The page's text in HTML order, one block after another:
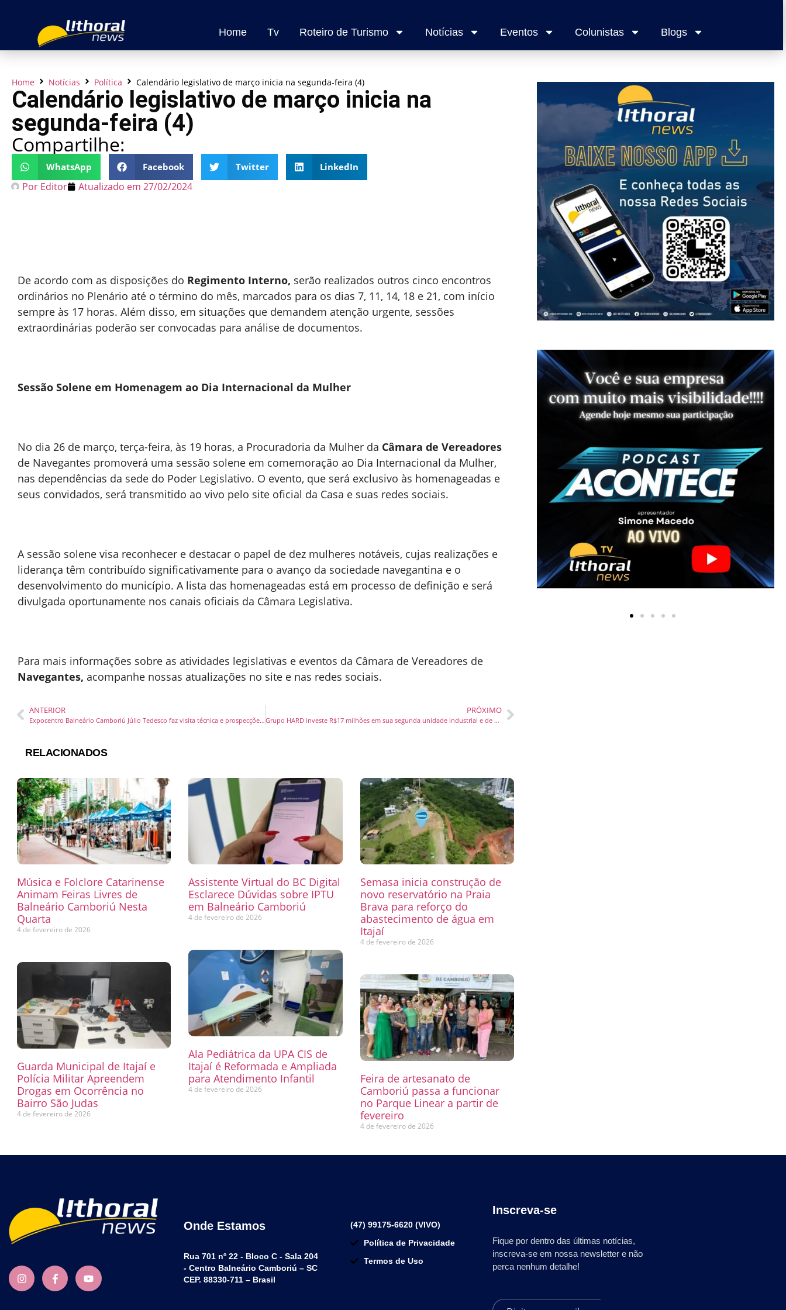
Home Tv Roteiro de Turismo Notícias Eventos Colunistas Blogs
Home Notícias Política Calendário legislativo de março inicia na segunda-feira (4)
Calendário legislativo de março inicia na
segunda-feira (4)
Compartilhe:
WhatsApp Facebook Twitter LinkedIn
Por Editor Atualizado em 27/02/2024
De acordo com as disposições do Regimento Interno, serão realizados outros cinco encontros
ordinários no Plenário até o término do mês, marcados para os dias 7, 11, 14, 18 e 21, com início
sempre às 17 horas. Além disso, em situações que demandem atenção urgente, sessões
extraordinárias poderão ser convocadas para análise de documentos.
Sessão Solene em Homenagem ao Dia Internacional da Mulher
No dia 26 de março, terça-feira, às 19 horas, a Procuradoria da Mulher da Câmara de Vereadores
de Navegantes promoverá uma sessão solene em comemoração ao Dia Internacional da Mulher,
nas dependências da sede do Poder Legislativo. O evento, que será exclusivo às homenageadas e
seus convidados, será transmitido ao vivo pelo site oficial da Casa e suas redes sociais.
A sessão solene visa reconhecer e destacar o papel de dez mulheres notáveis, cujas realizações e
liderança têm contribuído significativamente para o avanço da sociedade navegantina e o
desenvolvimento do município. A lista das homenageadas está em processo de definição e será
divulgada oportunamente nos canais oficiais da Câmara Legislativa.
Para mais informações sobre as atividades legislativas e eventos da Câmara de Vereadores de
Navegantes, acompanhe nossas atualizações no site e nas redes sociais.
ANTERIOR
Expocentro Balneário Camboriú Júlio Tedesco faz visita técnica e prospecções em Brasília
PRÓXIMO
Grupo HARD investe R$17 milhões em sua segunda unidade industrial e de distribuição
RELACIONADOS
Música e Folclore Catarinense
Animam Feiras Livres de
Balneário Camboriú Nesta
Quarta
4 de fevereiro de 2026
Assistente Virtual do BC Digital
Esclarece Dúvidas sobre IPTU
em Balneário Camboriú
4 de fevereiro de 2026
Semasa inicia construção de
novo reservatório na Praia
Brava para reforço do
abastecimento de água em
Itajaí
4 de fevereiro de 2026
Guarda Municipal de Itajaí e
Polícia Militar Apreendem
Drogas em Ocorrência no
Bairro São Judas
4 de fevereiro de 2026
Ala Pediátrica da UPA CIS de
Itajaí é Reformada e Ampliada
para Atendimento Infantil
4 de fevereiro de 2026
Feira de artesanato de
Camboriú passa a funcionar
no Parque Linear a partir de
fevereiro
4 de fevereiro de 2026
Onde Estamos
Rua 701 nº 22 - Bloco C - Sala 204
- Centro Balneário Camboriú – SC
CEP. 88330-711 – Brasil
(47) 99175-6620 (VIVO)
Política de Privacidade
Termos de Uso
Inscreva-se
Fique por dentro das últimas notícias,
inscreva-se em nossa newsletter e não
perca nenhum detalhe!